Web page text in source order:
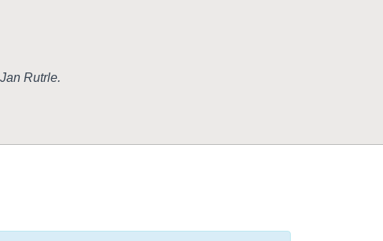
Jan Rutrle.